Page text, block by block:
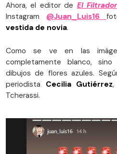
Ahora, el editor de El Filtrador
Instagram @Juan_Luis16
vestida de novia.
Como se ve en las
completamente blanco,
dibujos de flores azules.
periodista Cecilia Gutiérrez,
Tcherassi.